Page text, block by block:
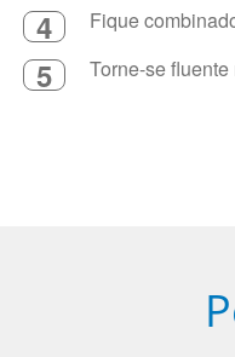
4 Fique
5 Torne-se